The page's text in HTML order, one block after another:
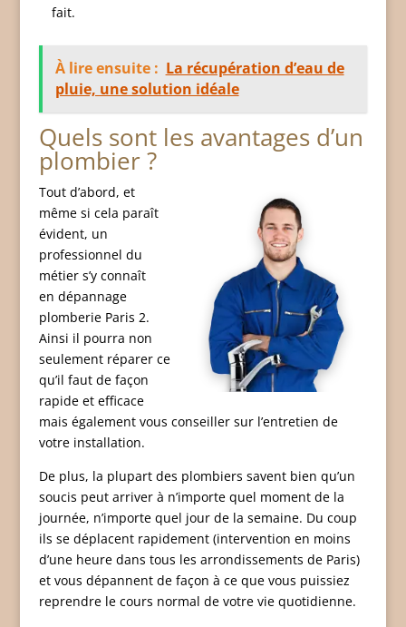
fait.
À lire ensuite : La récupération d’eau de
pluie, une solution idéale
Quels sont les avantages d’un
plombier ?
Tout d’abord, et
même si cela paraît
évident, un
professionnel du
métier s’y connaît
en dépannage
plomberie Paris 2.
Ainsi il pourra non
seulement réparer ce
qu’il faut de façon
rapide et efficace
mais également vous conseiller sur l’entretien de
votre installation.
De plus, la plupart des plombiers savent bien qu’un
soucis peut arriver à n’importe quel moment de la
journée, n’importe quel jour de la semaine. Du coup
ils se déplacent rapidement (intervention en moins
d’une heure dans tous les arrondissements de Paris)
et vous dépannent de façon à ce que vous puissiez
reprendre le cours normal de votre vie quotidienne.